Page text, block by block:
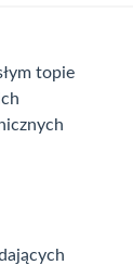
topie